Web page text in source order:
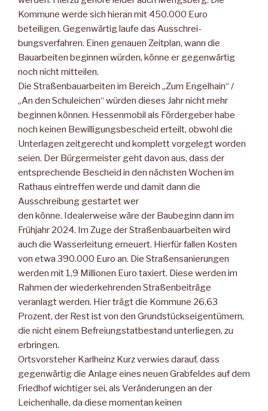
Kommune werde sich hier­an mit 450.000 Euro
beteiligen. Gegenwärtig laufe das Ausschrei­
bungsverfahren. Einen genauen Zeitplan, wann die
Bauarbeiten beginnen würden, könne er gegenwärtig
noch nicht mitteilen.
Die Straßenbauarbeiten im Bereich „Zum Engelhain“ /
„An den Schuleichen“ würden dieses Jahr nicht mehr
beginnen können. Hessenmobil als Fördergeber habe
noch keinen Bewilligungs­bescheid erteilt, obwohl die
Unterlagen zeitgerecht und komplett vorgelegt worden
seien. Der Bürgermeister geht davon aus, dass der
entsprechende Bescheid in den nächsten Wochen im
Rathaus eintreffen werde und damit dann die
Ausschreibung gestartet wer­
den könne. Idealerweise wäre der Baubeginn dann im
Frühjahr 2024. Im Zuge der Straßenbauarbeiten wird
auch die Wasserlei­tung erneuert. Hierfür fallen Kosten
von etwa 390.000 Euro an. Die Straßensanierungen
werden mit 1,9 Millionen Euro taxiert. Diese werden im
Rahmen der wiederkehrenden Straßenbeiträge
veranlagt werden. Hier trägt die Kommune 26,63
Prozent, der Rest ist von den Grundstückseigentümern,
die nicht einem Be­freiungstatbestand unterliegen, zu
erbringen.
Ortsvorsteher Karlheinz Kurz verwies darauf, dass
gegenwärtig die Anlage eines neuen Grabfeldes auf dem
Friedhof wichtiger sei, als Veränderungen an der
Leichenhalle, da diese momentan keinen